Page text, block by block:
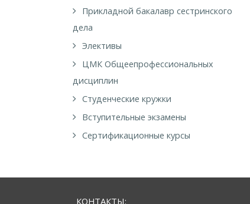
Прикладной бакалавр сестринского
дела
Элективы
ЦМК Общеепрофессиональных
дисциплин
Студенческие кружки
Вступительные экзамены
Сертификационные курсы
КОНТАКТЫ: